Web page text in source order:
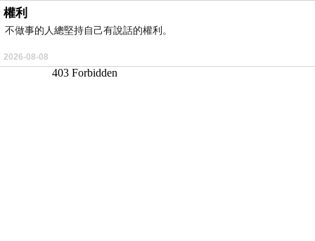
權利
不做事的人總堅持自己有說話的權利。
2026-08-08